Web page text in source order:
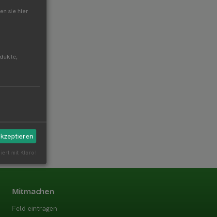
Mitmachen
Feld eintragen
sie hier
mit Klaro!